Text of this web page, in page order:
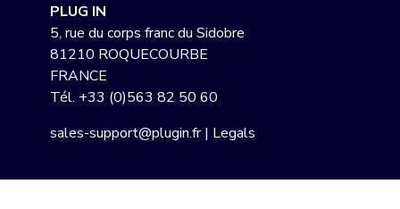
PLUG IN
5, rue du corps franc du Sidobre
81210 ROQUECOURBE
FRANCE
Tél. +33 (0)563 82 50 60
sales-support@plugin.fr| Legals